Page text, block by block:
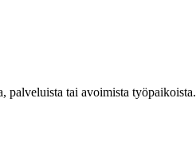
palveluista tai avoimista työpaikoista.